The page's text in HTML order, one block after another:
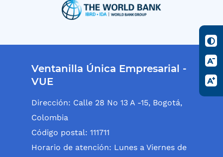
Ventanilla Única Empresarial -
VUE
Dirección: Calle 28 No 13 A -15, Bogotá,
Colombia
Código postal: 111711
Horario de atención: Lunes a Viernes de